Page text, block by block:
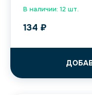
В наличии: 12 шт.
134 ₽